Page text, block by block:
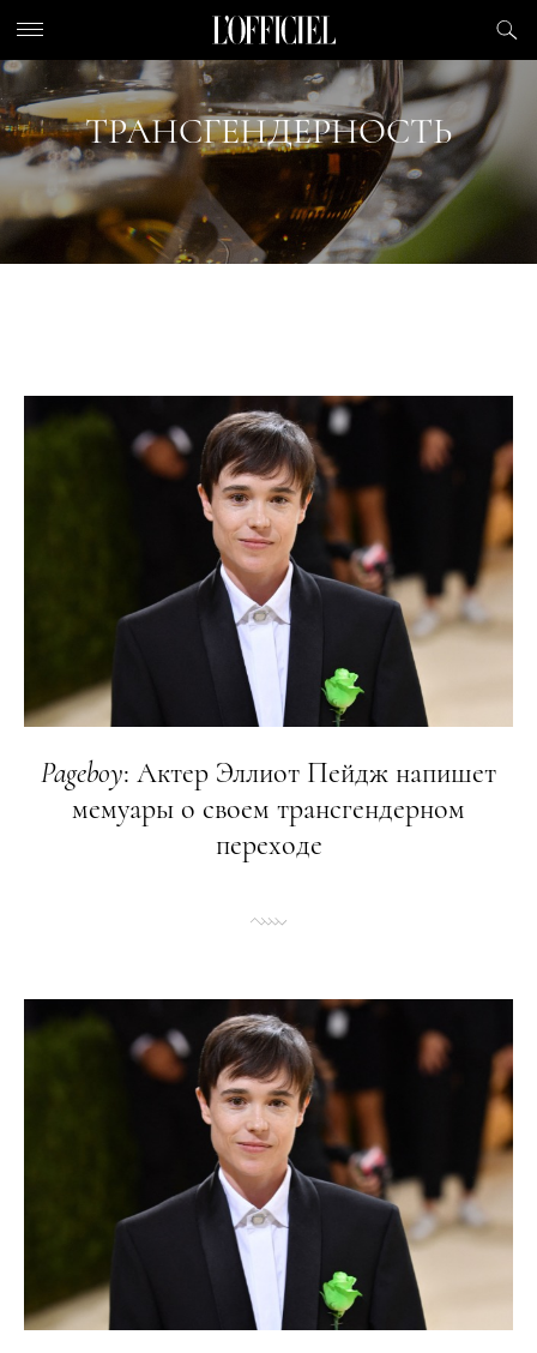
ТРАНСГЕНДЕРНОСТЬ
Pageboy: Актер Эллиот Пейдж напишет
мемуары о своем трансгендерном
переходе